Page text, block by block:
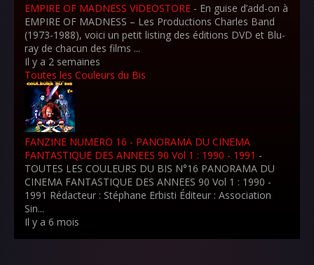
EMPIRE OF MADNESS VIDEOSTORE - En guise d’add-on à
EMPIRE OF MADNESS – Les Productions Charles Band
(1973-1988), voici un petit listing des éditions DVD et Blu-
ray de chacun des films ...
Il y a 2 semaines
Toutes les Couleurs du Bis
FANZINE NUMERO 16 - PANORAMA DU CINEMA
FANTASTIQUE DES ANNEES 90 Vol 1 : 1990 - 1991 -
TOUTES LES COULEURS DU BIS N°16 PANORAMA DU
CINEMA FANTASTIQUE DES ANNEES 90 Vol 1 : 1990 -
1991 Rédacteur : Stéphane Erbisti Éditeur : Association
Sin...
Il y a 6 mois